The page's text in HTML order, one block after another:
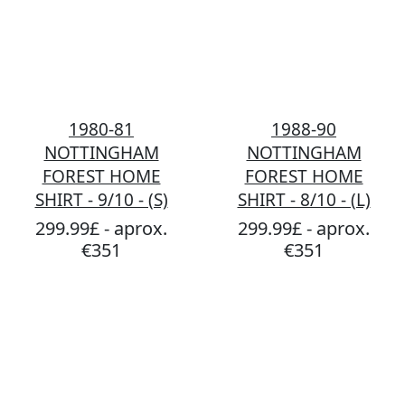
1980-81
NOTTINGHAM
FOREST HOME
SHIRT - 9/10 - (S)
299.99£ - aprox.
€351
1988-90
NOTTINGHAM
FOREST HOME
SHIRT - 8/10 - (L)
299.99£ - aprox.
€351